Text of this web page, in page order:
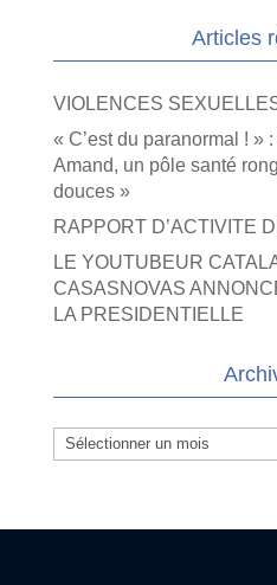
Articles
VIOLENCES
« C’est du paranormal ! »
Amand, un pôle santé
douces »
RAPPORT D’ACTIVITE
LE YOUTUBEUR
CASASNOVAS
LA PRESIDENTIELLE
Archives